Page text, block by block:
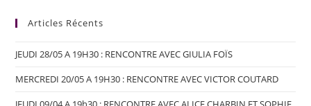
Articles Récents
JEUDI 28/05 A 19H30 : RENCONTRE AVEC GIULIA FOÏS
MERCREDI 20/05 A 19H30 : RENCONTRE AVEC VICTOR COUTARD